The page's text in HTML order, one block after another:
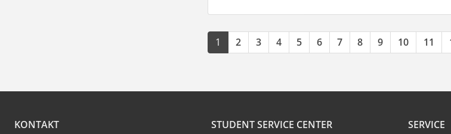
1 2 3 4 5 6 7 8 9 10 11
KONTAKT STUDENT SERVICE CENTER SERVICE